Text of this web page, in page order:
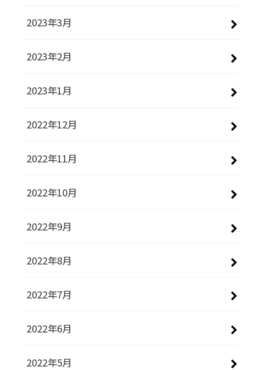
2023年3月
2023年2月
2023年1月
2022年12月
2022年11月
2022年10月
2022年9月
2022年8月
2022年7月
2022年6月
2022年5月